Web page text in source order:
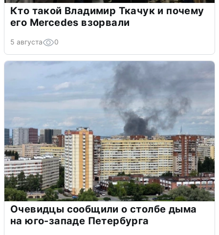
Кто такой Владимир Ткачук и почему
его Mercedes взорвали
5 августа 0
Очевидцы сообщили о столбе дыма
на юго-западе Петербурга